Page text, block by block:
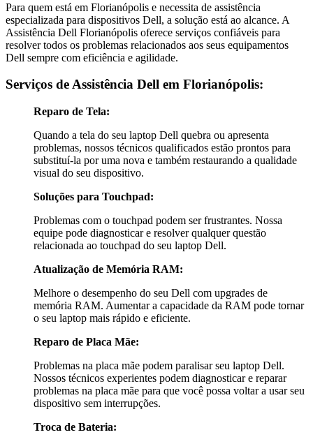
Para quem está em Florianópolis e necessita de assistência
especializada para dispositivos Dell, a solução está ao alcance. A
Assistência Dell Florianópolis oferece serviços confiáveis para
resolver todos os problemas relacionados aos seus equipamentos
Dell sempre com eficiência e agilidade.
Serviços de Assistência Dell em Florianópolis:
Reparo de Tela:
Quando a tela do seu laptop Dell quebra ou apresenta
problemas, nossos técnicos qualificados estão prontos para
substituí-la por uma nova e também restaurando a qualidade
visual do seu dispositivo.
Soluções para Touchpad:
Problemas com o touchpad podem ser frustrantes. Nossa
equipe pode diagnosticar e resolver qualquer questão
relacionada ao touchpad do seu laptop Dell.
Atualização de Memória RAM:
Melhore o desempenho do seu Dell com upgrades de
memória RAM. Aumentar a capacidade da RAM pode tornar
o seu laptop mais rápido e eficiente.
Reparo de Placa Mãe:
Problemas na placa mãe podem paralisar seu laptop Dell.
Nossos técnicos experientes podem diagnosticar e reparar
problemas na placa mãe para que você possa voltar a usar seu
dispositivo sem interrupções.
Troca de Bateria: